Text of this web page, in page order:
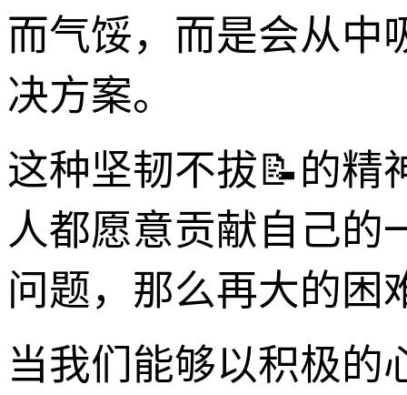
而气馁，而是会从中
决方案。
这种坚韧不拔📝的精
人都愿意贡献自己的
问题，那么再大的困
当我们能够以积极的